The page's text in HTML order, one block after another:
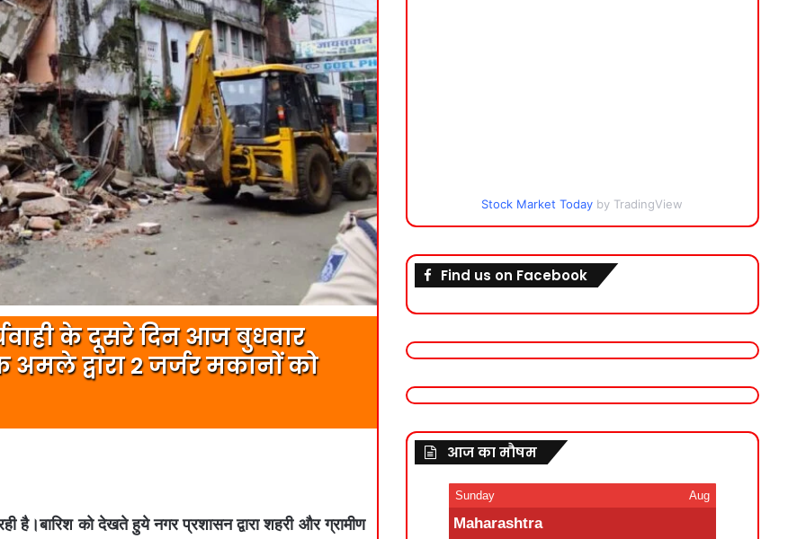
के दूसरे दिन आज बुधवार
द्वारा 2 जर्जर मकानों को
है।बारिश को देखते हुये नगर प्रशासन द्वारा शहरी और ग्रामीण
Stock Market Today by TradingView
Find us on Facebook
आज का मौषम
Sunday Aug
Maharashtra